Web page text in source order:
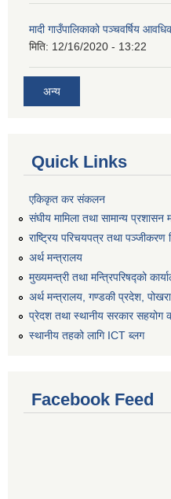
मादी गाउँपालिकाको पञ्चवर्षिय
मिति: 12/16/2020 - 13:22
अन्य
Quick Links
एकिकृत कर संकलन
संघीय मामिला तथा सामान्य प्रशासन
राष्ट्रिय परिचयपत्र तथा पञ्जीकरण
अर्थ मन्त्रालय
मुख्यमन्त्री तथा मन्त्रिपरिषद्को
अर्थ मन्त्रालय, गण्डकी प्रदेश, पोखरा
प्रेदश तथा स्थानीय सरकार सहयोग
स्थानीय तहको लागि ICT ब्लग
Facebook Feed